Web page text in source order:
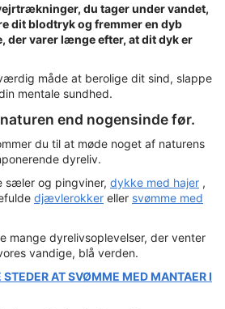
du tager under vandet,
dit blodtryk og fremmer en dyb
der varer længe efter, at dit dyk er
måde at berolige dit sind, slappe
mentale sundhed.
end nogensinde før.
du til at møde noget af naturens
dyreliv.
sæler og pingviner, dykke med hajer ,
djævlerokker eller svømme med
mange dyrelivsoplevelser, der venter
vandige, blå verden.
AT SVØMME MED MANTAER I